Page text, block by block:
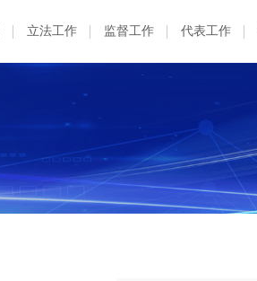
立法工作 监督工作 代表工作